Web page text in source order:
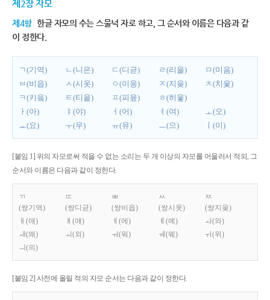
제2장 자모
제4항 한글 자모의 수는 스물넉 자로 하고, 그 순서와 이름은 다음과 같
이 정한다.
ㄱ(기역) ㄴ(니은) ㄷ(디귿) ㄹ(리을)
ㅁ(미음)
ㅂ(비읍)
ㅅ(시옷) ㅇ(이응) ㅈ(지읒)
ㅊ(치읓)
ㅋ(키읔)
ㅌ(티읕) ㅍ(피읖)
ㅎ(히읗)
ㅏ(아)
ㅑ(야) ㅓ(어) ㅕ(여)
ㅗ(오)
ㅛ(요)
ㅜ(우) ㅠ(유) ㅡ(으) ㅣ(이)
[붙임 1] 위의 자모로써 적을 수 없는 소리는 두 개 이상의 자모를 어울러서 적되, 그
순서와 이름은 다음과 같이 정한다.
ㄲ
(쌍기역)
ㄸ
(쌍디귿)
ㅃ
(쌍비읍)
ㅆ
(쌍시옷)
ㅉ
(쌍지읒)
ㅐ(애)
ㅒ(얘) ㅔ(에) ㅖ(예)
ㅘ(와)
ㅙ(왜)
ㅚ(외) ㅝ(워) ㅞ(웨)
ㅟ(위)
ㅢ(의)
[붙임 2] 사전에 올릴 적의 자모 순서는 다음과 같이 정한다.